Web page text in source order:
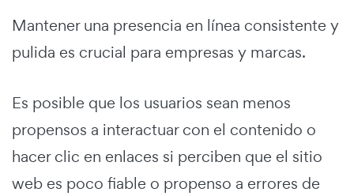
Mantener una presencia en línea consistente y
pulida es crucial para empresas y marcas.
Es posible que los usuarios sean menos
propensos a interactuar con el contenido o
hacer clic en enlaces si perciben que el sitio
web es poco fiable o propenso a errores de